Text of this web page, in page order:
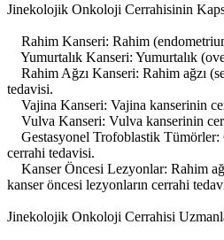
Jinekolojik Onkoloji Cerrahisinin
Rahim Kanseri: Rahim
Yumurtalık Kanseri: Yumurtalık
Rahim Ağzı Kanseri: Rahim ağzı
tedavisi.
Vajina Kanseri: Vajina kanserinin
Vulva Kanseri: Vulva kanserinin
Gestasyonel Trofoblastik
cerrahi tedavisi.
Kanser Öncesi Lezyonlar: Rahim
kanser öncesi lezyonların cerrahi
Jinekolojik Onkoloji Cerrahisi